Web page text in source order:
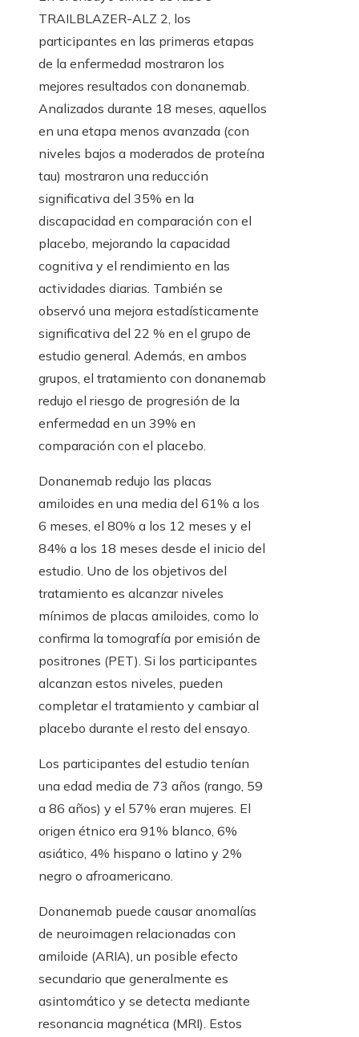
TRAILBLAZER-ALZ 2, los
participantes en las primeras etapas
de la enfermedad mostraron los
mejores resultados con donanemab.
Analizados durante 18 meses, aquellos
en una etapa menos avanzada (con
niveles bajos a moderados de proteína
tau) mostraron una reducción
significativa del 35% en la
discapacidad en comparación con el
placebo, mejorando la capacidad
cognitiva y el rendimiento en las
actividades diarias. También se
observó una mejora estadísticamente
significativa del 22 % en el grupo de
estudio general. Además, en ambos
grupos, el tratamiento con donanemab
redujo el riesgo de progresión de la
enfermedad en un 39% en
comparación con el placebo.
Donanemab redujo las placas
amiloides en una media del 61% a los
6 meses, el 80% a los 12 meses y el
84% a los 18 meses desde el inicio del
estudio. Uno de los objetivos del
tratamiento es alcanzar niveles
mínimos de placas amiloides, como lo
confirma la tomografía por emisión de
positrones (PET). Si los participantes
alcanzan estos niveles, pueden
completar el tratamiento y cambiar al
placebo durante el resto del ensayo.
Los participantes del estudio tenían
una edad media de 73 años (rango, 59
a 86 años) y el 57% eran mujeres. El
origen étnico era 91% blanco, 6%
asiático, 4% hispano o latino y 2%
negro o afroamericano.
Donanemab puede causar anomalías
de neuroimagen relacionadas con
amiloide (ARIA), un posible efecto
secundario que generalmente es
asintomático y se detecta mediante
resonancia magnética (MRI). Estos